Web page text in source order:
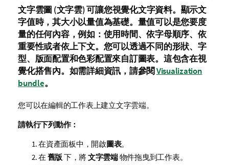
文字雲圖 (文字雲) 可讓您視覺化文字資料。顯示文
字值時，其大小以量值為基礎。量值可以是您要度
量的任何內容，例如：使用時間、依字母順序、依
重要性或者依上下文。您可以透過不同的形狀、字
型、版面配置和色彩配置來自訂圖表。這包含在視
覺化搭售內。 如需詳細資訊，請參閱 Visualization
bundle。
您可以在編輯的工作表上建立文字雲端。
請執行下列動作：
在資產面板中，開啟圖表。
在 舊版下，將文字雲端物件拖曳到工作表。